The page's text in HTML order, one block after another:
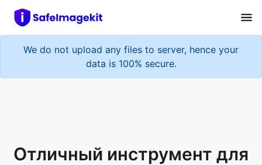
We do not upload any files to server, hence your
data is 100% secure.
изображения до 20kb.